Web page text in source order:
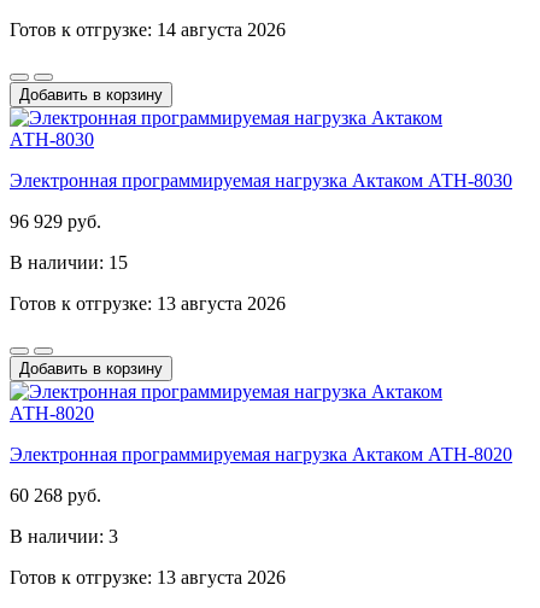
Готов к отгрузке: 14 августа 2026
Добавить в корзину
Электронная программируемая нагрузка Актаком АТН-8030
96 929 руб.
В наличии: 15
Готов к отгрузке: 13 августа 2026
Добавить в корзину
Электронная программируемая нагрузка Актаком АТН-8020
60 268 руб.
В наличии: 3
Готов к отгрузке: 13 августа 2026